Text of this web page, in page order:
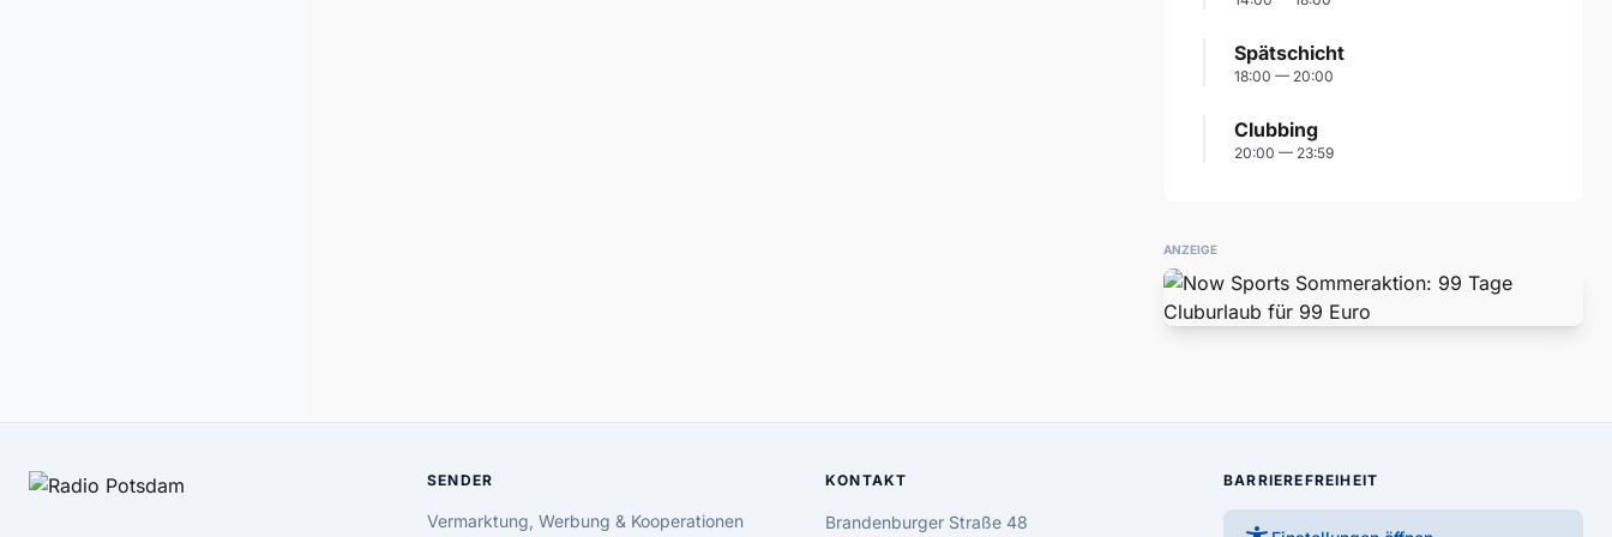
Spätschicht
18:00 — 20:00
Clubbing
20:00 — 23:59
ANZEIGE
SENDER
Vermarktung, Werbung & Kooperationen
KONTAKT
Brandenburger Straße 48
BARRIEREFREIHEIT